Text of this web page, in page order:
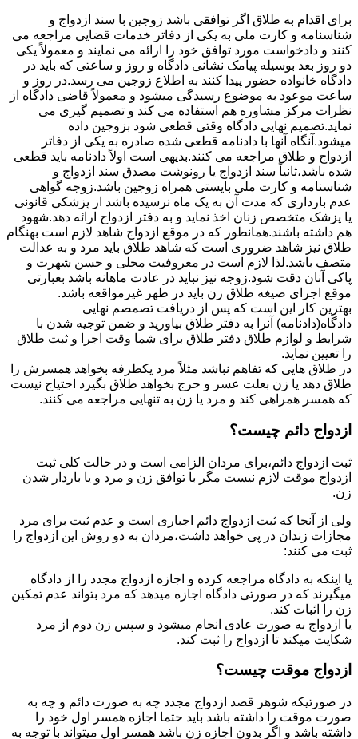
برای اقدام به طلاق اگر توافقی باشد زوجین با سند ازدواج و
شناسنامه و کارت ملی به یکی از دفاتر خدمات قضایی مراجعه می
کنند و دادخواست مورد توافق خود را ارائه می نمایند و معمولاً یکی
دو روز بعد بوسیله پیامک نشانی دادگاه و روز و ساعتی که باید در
دادگاه خانواده حضور پیدا کنند به اطلاع زوجین می رسد.در روز و
ساعت موعود به موضوع رسیدگی میشود و معمولاً قاضی دادگاه از
نظرات مرکز مشاوره هم استفاده می کند و تصمیم گیری می
نماید.تصمیم نهایی دادگاه وقتی قطعی شود بزوجین داده
میشود.آنگاه آنها با دادنامه قطعی شده صادره به یکی از دفاتر
ازدواج و طلاق مراجعه می کنند.بدیهی است اولاً دادنامه باید قطعی
شده باشد،ثانیاً سند ازدواج یا رونوشت مصدق سند ازدواج و
شناسنامه و کارت ملی بایستی همراه زوجین باشد.زوجه گواهی
عدم بارداری که مدت آن به یک ماه نرسیده باشد از پزشکی قانونی
یا پزشک متخصص زنان اخذ نماید و به دفتر ازدواج ارائه دهد.شهود
هم داشته باشند.همانطور که در موقع ازدواج شاهد لازم است بهنگام
طلاق نیز شاهد ضروری است که شاهد طلاق باید مرد و به عدالت
متصف باشد.لذا لازم است در معروفیت محلی و حسن شهرت و
پاکی آنان دقت شود.زوجه نیز نباید در عادت ماهانه باشد بعبارتی
موقع اجرای صیغه طلاق زن باید در طهر غیرمواقعه باشد.
بهترین کار این است که پس از دریافت تصمصم نهایی
دادگاه(دادنامه) آنرا به دفتر طلاق بیاورید و ضمن توجیه شدن با
شرایط و لوازم طلاق دفتر طلاق برای شما وقت اجرا و ثبت طلاق
را تعیین نماید.
در طلاق هایی که تفاهم نباشد مثلاً مرد یکطرفه بخواهد همسرش را
طلاق دهد یا زن بعلت عسر و حرج بخواهد طلاق بگیرد احتیاج نیست
که همسر همراهی کند و مرد یا زن به تنهایی مراجعه می کنند.
ازدواج دائم چیست؟
ثبت ازدواج دائم،برای مردان الزامی است و در حالت کلی ثبت
ازدواج موقت لازم نیست مگر با توافق زن و مرد و یا باردار شدن
زن.
ولی از آنجا که ثبت ازدواج دائم اجباری است و عدم ثبت برای مرد
مجازات زندان در پی خواهد داشت،مردان به دو روش این ازدواج را
ثبت می کنند:
یا اینکه به دادگاه مراجعه کرده و اجازه ازدواج مجدد را از دادگاه
میگیرند که در صورتی دادگاه اجازه میدهد که مرد بتواند عدم تمکین
زن را اثبات کند.
یا ازدواج به صورت عادی انجام میشود و سپس زن دوم از مرد
شکایت میکند تا ازدواج را ثبت کند.
ازدواج موقت چیست؟
در صورتیکه شوهر قصد ازدواج مجدد چه به صورت دائم و چه به
صورت موقت را داشته باشد باید حتما اجازه همسر اول خود را
داشته باشد و اگر بدون اجازه زن باشد همسر اول میتواند با توجه به